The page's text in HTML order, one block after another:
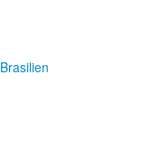
Brasilien